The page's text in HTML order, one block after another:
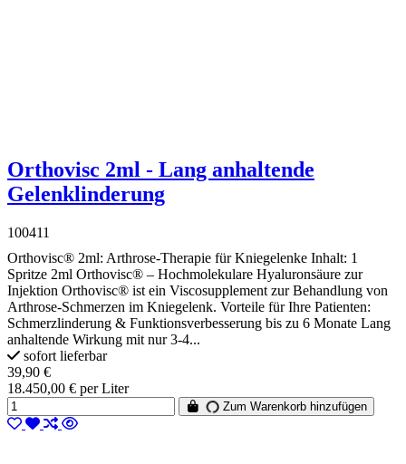
Orthovisc 2ml - Lang anhaltende
Gelenklinderung
100411
Orthovisc® 2ml: Arthrose-Therapie für Kniegelenke Inhalt: 1
Spritze 2ml Orthovisc® – Hochmolekulare Hyaluronsäure zur
Injektion Orthovisc® ist ein Viscosupplement zur Behandlung von
Arthrose-Schmerzen im Kniegelenk. Vorteile für Ihre Patienten:
Schmerzlinderung & Funktionsverbesserung bis zu 6 Monate Lang
anhaltende Wirkung mit nur 3-4...
sofort lieferbar
39,90 €
18.450,00 € per Liter
Zum Warenkorb hinzufügen